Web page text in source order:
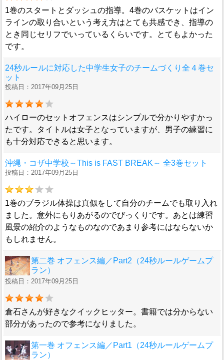
1巻のスタートとダッシュの指導。4巻のバスケットはイン
ラインの取り合いという考え方はとても共感でき、指導の
とき同じセリフでいっているくらいです。とてもよかった
です。
24秒ルールに対応した中学生女子のチームづくり全４巻セ
ット
投稿日：2017年09月25日
ハイローのセットオフェンスはシンプルで分かりやすかっ
たです。タイトルは女子となっていますが、男子の練習に
も十分対応できると思います。
沖縄・コザ中学校～This is FAST BREAK～ 全3巻セット
投稿日：2017年09月25日
1巻のブラジル体操は真似をして自分のチームでも取り入れ
ました。意外にもりあがるのでびっくりです。あとは練習
風景の紹介のようなものなのであまり参考にはならないか
もしれません。
第二巻 オフェンス編／Part2（24秒ルールゲームプ
ラン）
投稿日：2017年09月25日
倉石さんが好きなクイックヒッター。書籍では分からない
部分があったので参考になりました。
第一巻 オフェンス編／Part1（24秒ルールゲームプ
ラン）